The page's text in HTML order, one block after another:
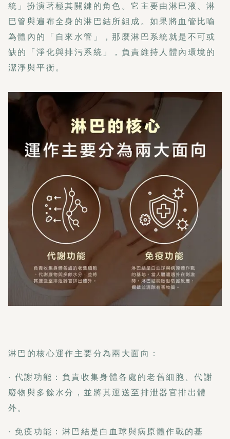
統」扮演著極其關鍵的角色。它主要由淋巴液、淋
巴管與遍布全身的淋巴結所組成。如果將血管比喻
為體內的「自來水管」，那麼淋巴系統就是不可或
缺的「淨化與排污系統」，負責維持人體內環境的
潔淨與平衡。
淋巴的核心運作主要分為兩大面向：
• 代謝功能：負責收集身體各處的老舊細胞、代謝
廢物與多餘水分，並將其運送至排泄器官排出體
外。
• 免疫功能：淋巴結是白血球與病原體作戰的基